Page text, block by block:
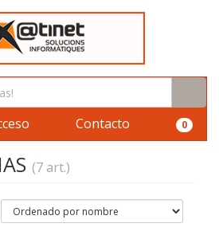
Contacto 0
(7 art.)